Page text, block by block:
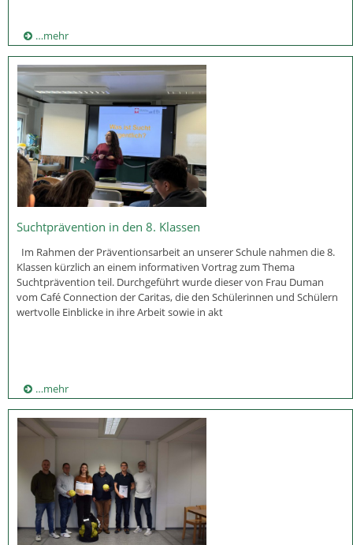
…mehr
Suchtprävention in den 8. Klassen
Im Rahmen der Präventionsarbeit an unserer Schule nahmen die 8.
Klassen kürzlich an einem informativen Vortrag zum Thema
Suchtprävention teil. Durchgeführt wurde dieser von Frau Duman
vom Café Connection der Caritas, die den Schülerinnen und Schülern
wertvolle Einblicke in ihre Arbeit sowie in akt
…mehr